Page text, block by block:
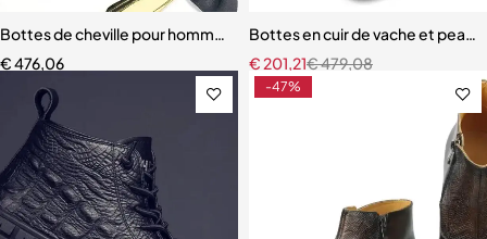
Bottes de cheville pour hommes
€476,06
Bottes en cuir de vache et peau
€479,08
€201,21
-47%